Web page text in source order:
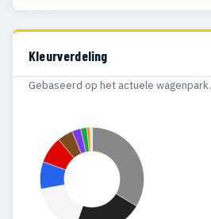
1999 1.101
1998
515
1995 435
415
2017 15.419
Kleurverdeling
Gebaseerd op het actuele wagenpark.